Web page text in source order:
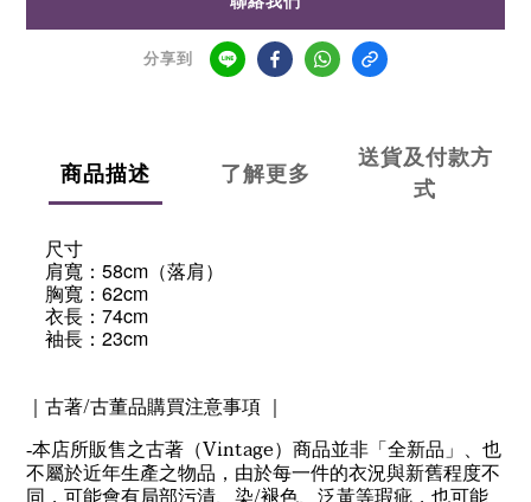
分享到
商品描述 了解更多
送貨及付款方
式
尺寸
肩寬： 58cm （落肩）
胸寬： 62cm
衣長： 74cm
袖長： 23cm
｜古著/古董品購買注意事項 ｜
-本店所販售之古著（Vintage）商品並非「全新品」、也
不屬於近年生產之物品，由於每一件的衣況與新舊程度不
同，可能會有局部污漬、染 褪色、泛黃等瑕疵，也可能